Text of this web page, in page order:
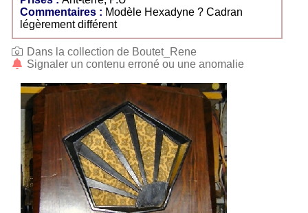
Commentaires : Modèle Hexadyne ? Cadran
légèrement différent
Dans la collection de Boutet_Rene
Signaler un contenu erroné ou une anomalie